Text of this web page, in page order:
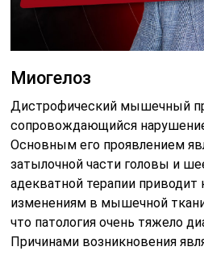
Миогелоз
Дистрофический мышечный
сопровождающийся
Основным его проявлением
затылочной части головы и
адекватной терапии
изменениям в мышечной
что патология очень тяжело
Причинами возникновения